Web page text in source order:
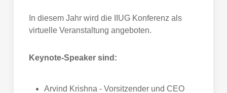
In diesem Jahr wird die IIUG Konferenz als
virtuelle Veranstaltung angeboten.
Keynote-Speaker sind:
Arvind Krishna - Vorsitzender und CEO